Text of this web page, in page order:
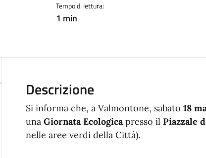
Tempo di lettura:
1 min
Descrizione
Si informa che, a Valmontone, sabato 18
una Giornata Ecologicapresso il Piazzale
nelle aree verdi della Città).